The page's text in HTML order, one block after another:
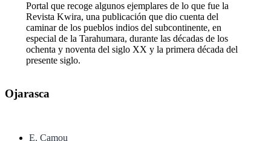
Portal que recoge algunos ejemplares de lo que fue la
Revista Kwira, una publicación que dio cuenta del
caminar de los pueblos indios del subcontinente, en
especial de la Tarahumara, durante las décadas de los
ochenta y noventa del siglo XX y la primera década del
presente siglo.
Ojarasca
E. Camou